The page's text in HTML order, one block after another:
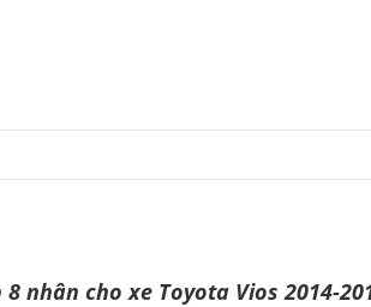
nhân cho xe Toyota Vios 2014-